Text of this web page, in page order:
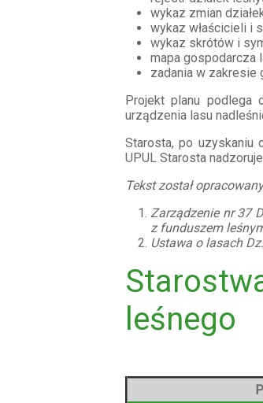
wykaz zmian
wykaz właścicieli i
wykaz skrótów i
mapa gospodarcza
zadania w zakresie
Projekt planu podlega
urządzenia lasu
Starosta, po uzyskaniu
UPUL Starosta
Tekst został
Zarządzenie nr 37
z funduszem
Ustawa o lasach
leśnego